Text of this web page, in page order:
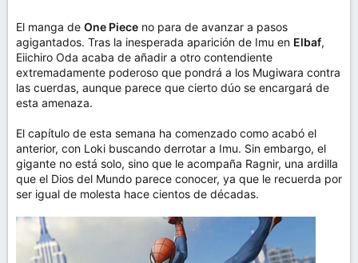
El manga de One Piece no para de avanzar a pasos
agigantados. Tras la inesperada aparición de Imu en Elbaf,
Eiichiro Oda acaba de añadir a otro contendiente
extremadamente poderoso que pondrá a los Mugiwara contra
las cuerdas, aunque parece que cierto dúo se encargará de
esta amenaza.
El capítulo de esta semana ha comenzado como acabó el
anterior, con Loki buscando derrotar a Imu. Sin embargo, el
gigante no está solo, sino que le acompaña Ragnir, una ardilla
que el Dios del Mundo parece conocer, ya que le recuerda por
ser igual de molesta hace cientos de décadas.